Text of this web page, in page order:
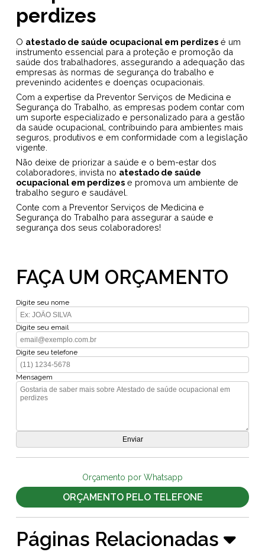
perdizes
O atestado de saúde ocupacional em perdizes é um
instrumento essencial para a proteção e promoção da
saúde dos trabalhadores, assegurando a adequação das
empresas às normas de segurança do trabalho e
prevenindo acidentes e doenças ocupacionais.
Com a expertise da Preventor Serviços de Medicina e
Segurança do Trabalho, as empresas podem contar com
um suporte especializado e personalizado para a gestão
da saúde ocupacional, contribuindo para ambientes mais
seguros, produtivos e em conformidade com a legislação
vigente.
Não deixe de priorizar a saúde e o bem-estar dos
colaboradores, invista no atestado de saúde
ocupacional em perdizes e promova um ambiente de
trabalho seguro e saudável.
Conte com a Preventor Serviços de Medicina e
Segurança do Trabalho para assegurar a saúde e
segurança dos seus colaboradores!
FAÇA UM ORÇAMENTO
Digite seu nome
Digite seu email
Digite seu telefone
Mensagem
Orçamento por Whatsapp
ORÇAMENTO PELO TELEFONE
Páginas Relacionadas